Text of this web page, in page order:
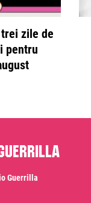
zile de
pentru
Guerrilla
Guerrilla